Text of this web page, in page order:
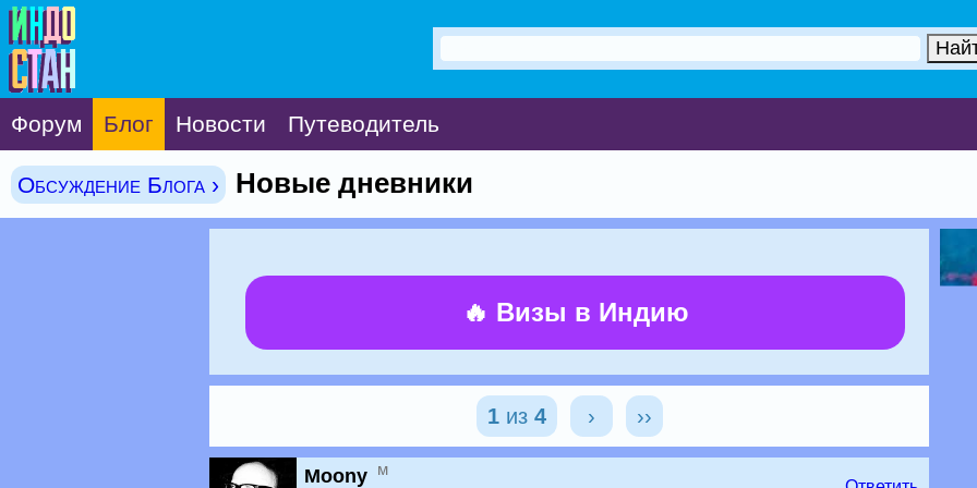
Форум Блог Новости Путеводитель
Обсуждение Блога › Новые дневники
🔥 Визы в Индию
1из 4 › ››
Moony м